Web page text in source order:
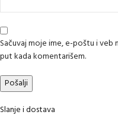
Sačuvaj moje ime, e-poštu i
put kada komentarišem.
Slanje i dostava